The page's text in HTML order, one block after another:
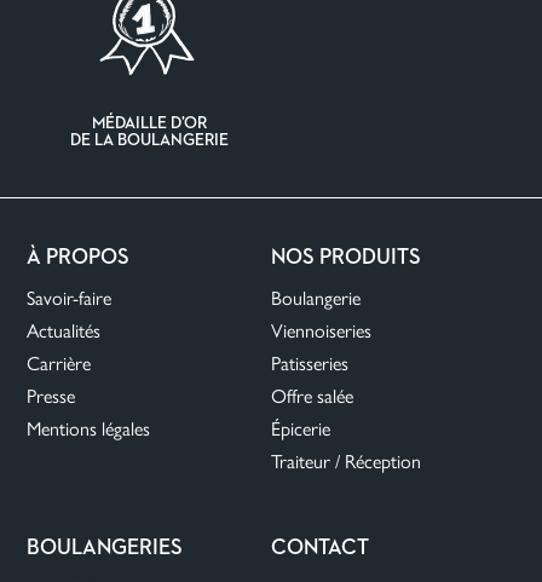
MÉDAILLE D’OR
DE LA BOULANGERIE
NOS PRODUITS
Boulangerie
Viennoiseries
Patisseries
Offre salée
Épicerie
Traiteur / Réception
BOULANGERIES
À PROPOS
Savoir-faire
Actualités
Carrière
Presse
Mentions légales
CONTACT